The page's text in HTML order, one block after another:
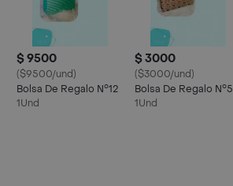
$ 9500
($9500/und)
Bolsa De Regalo N°12
1Und
$ 3000
($3000/und)
Bolsa De Regalo N°5
1Und